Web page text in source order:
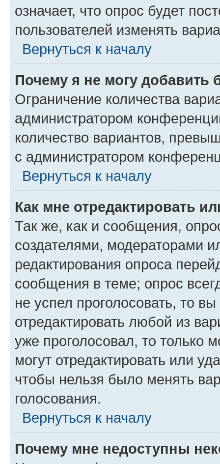
означает, что опрос будет
пользователей изменять
Вернуться к началу
Почему я не могу добавить
Ограничение количества
администратором
количество вариантов,
с администратором
Вернуться к началу
Как мне отредактировать
Так же, как и сообщения,
создателями, модераторами
редактирования опроса
сообщения в теме; опрос
не успел проголосовать, то
отредактировать любой из
уже проголосовал, то только
могут отредактировать или
чтобы нельзя было менять
голосования.
Вернуться к началу
Почему мне недоступны